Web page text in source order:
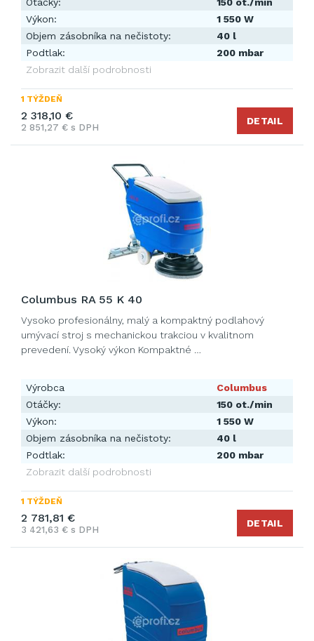
Výkon:
1 550 W
Objem zásobníka na nečistoty:
40 l
Podtlak:
200 mbar
Zobrazit další podrobnosti
1 TÝŽDEŇ
2 318,10 €
2 851,27 € s DPH
DETAIL
Columbus RA 55 K 40
Vysoko profesionálny, malý a kompaktný podlahový
umývací stroj s mechanickou trakciou v kvalitnom
prevedení. Vysoký výkon Kompaktné …
Výrobca
Columbus
Otáčky:
150 ot./min
Výkon:
1 550 W
Objem zásobníka na nečistoty:
40 l
Podtlak:
200 mbar
Zobrazit další podrobnosti
1 TÝŽDEŇ
2 781,81 €
3 421,63 € s DPH
DETAIL